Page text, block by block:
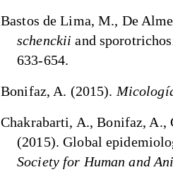
Bastos de Lima, M., De
schenckii and
633-654.
Bonifaz, A. (2015).
Chakrabarti, A., Bonifaz,
(2015).Global
Society for Human and